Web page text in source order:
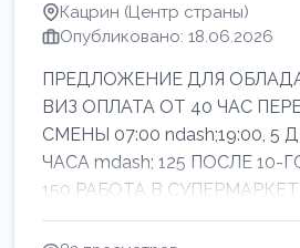
Кацрин (Центр страны)
Опубликовано: 18.06.2026
ПРЕДЛОЖЕНИЕ ДЛЯ
ВИЗ ОПЛАТА ОТ 40 ЧАС
СМЕНЫ 07:00 ndash;19:00, 5
ЧАСА mdash; 125 ПОСЛЕ 10-
150 РАБОТА В
ТОВАРОВ НЕ ТЯЖ...